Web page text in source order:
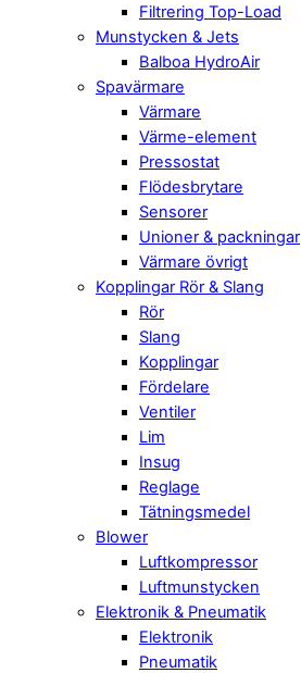
Filtrering Top-Load
Munstycken & Jets
Balboa HydroAir
Spavärmare
Värmare
Värme-element
Pressostat
Flödesbrytare
Sensorer
Unioner & packningar
Värmare övrigt
Kopplingar Rör & Slang
Rör
Slang
Kopplingar
Fördelare
Ventiler
Lim
Insug
Reglage
Tätningsmedel
Blower
Luftkompressor
Luftmunstycken
Elektronik & Pneumatik
Elektronik
Pneumatik